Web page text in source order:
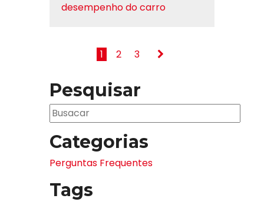
desempenho do carro
1 2 3
Pesquisar
Categorias
Perguntas Frequentes
Tags